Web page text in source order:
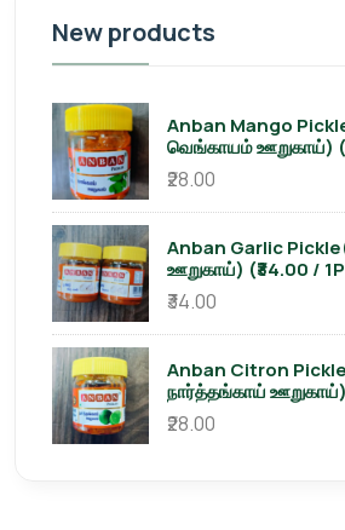
New products
Anban Mango
வெங்காயம் ஊறுகாய்)
₹28.00
Anban Garlic
ஊறுகாய்) (₹34.00 /
₹34.00
Anban Citron
நார்த்தங்காய் ஊறுகாய்)
₹28.00